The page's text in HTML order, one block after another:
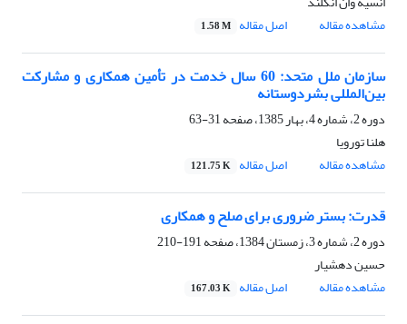
مشاهده مقاله
اصل مقاله 1.58 M
سازمان ملل متحد: 60 سال خدمت در تأمین همکاری و مشارکت
بین‌المللی بشر‌دوستانه
دوره 2، شماره 4، بهار 1385، صفحه
31-63
هلنا تورویا
مشاهده مقاله
اصل مقاله 121.75 K
قدرت: بستر ضروری برای صلح و همکاری
دوره 2، شماره 3، زمستان 1384، صفحه
191-210
حسین دهشیار
مشاهده مقاله
اصل مقاله 167.03 K